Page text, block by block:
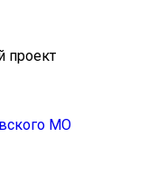
проект
МО